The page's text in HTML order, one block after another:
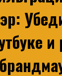
и